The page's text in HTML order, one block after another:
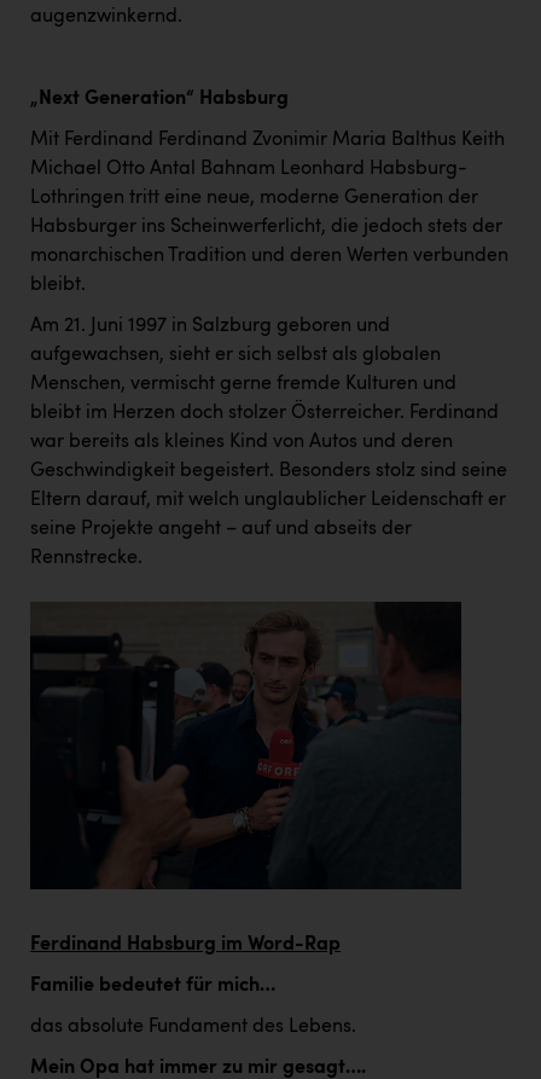
augenzwinkernd.
„Next Generation“ Habsburg
Mit Ferdinand Ferdinand Zvonimir Maria Balthus Keith
Michael Otto Antal Bahnam Leonhard Habsburg-
Lothringen tritt eine neue, moderne Generation der
Habsburger ins Scheinwerferlicht, die jedoch stets der
monarchischen Tradition und deren Werten verbunden
bleibt.
Am 21. Juni 1997 in Salzburg geboren und
aufgewachsen, sieht er sich selbst als globalen
Menschen, vermischt gerne fremde Kulturen und
bleibt im Herzen doch stolzer Österreicher. Ferdinand
war bereits als kleines Kind von Autos und deren
Geschwindigkeit begeistert. Besonders stolz sind seine
Eltern darauf, mit welch unglaublicher Leidenschaft er
seine Projekte angeht – auf und abseits der
Rennstrecke.
Ferdinand Habsburg im Word-Rap
Familie bedeutet für mich…
das absolute Fundament des Lebens.
Mein Opa hat immer zu mir gesagt….